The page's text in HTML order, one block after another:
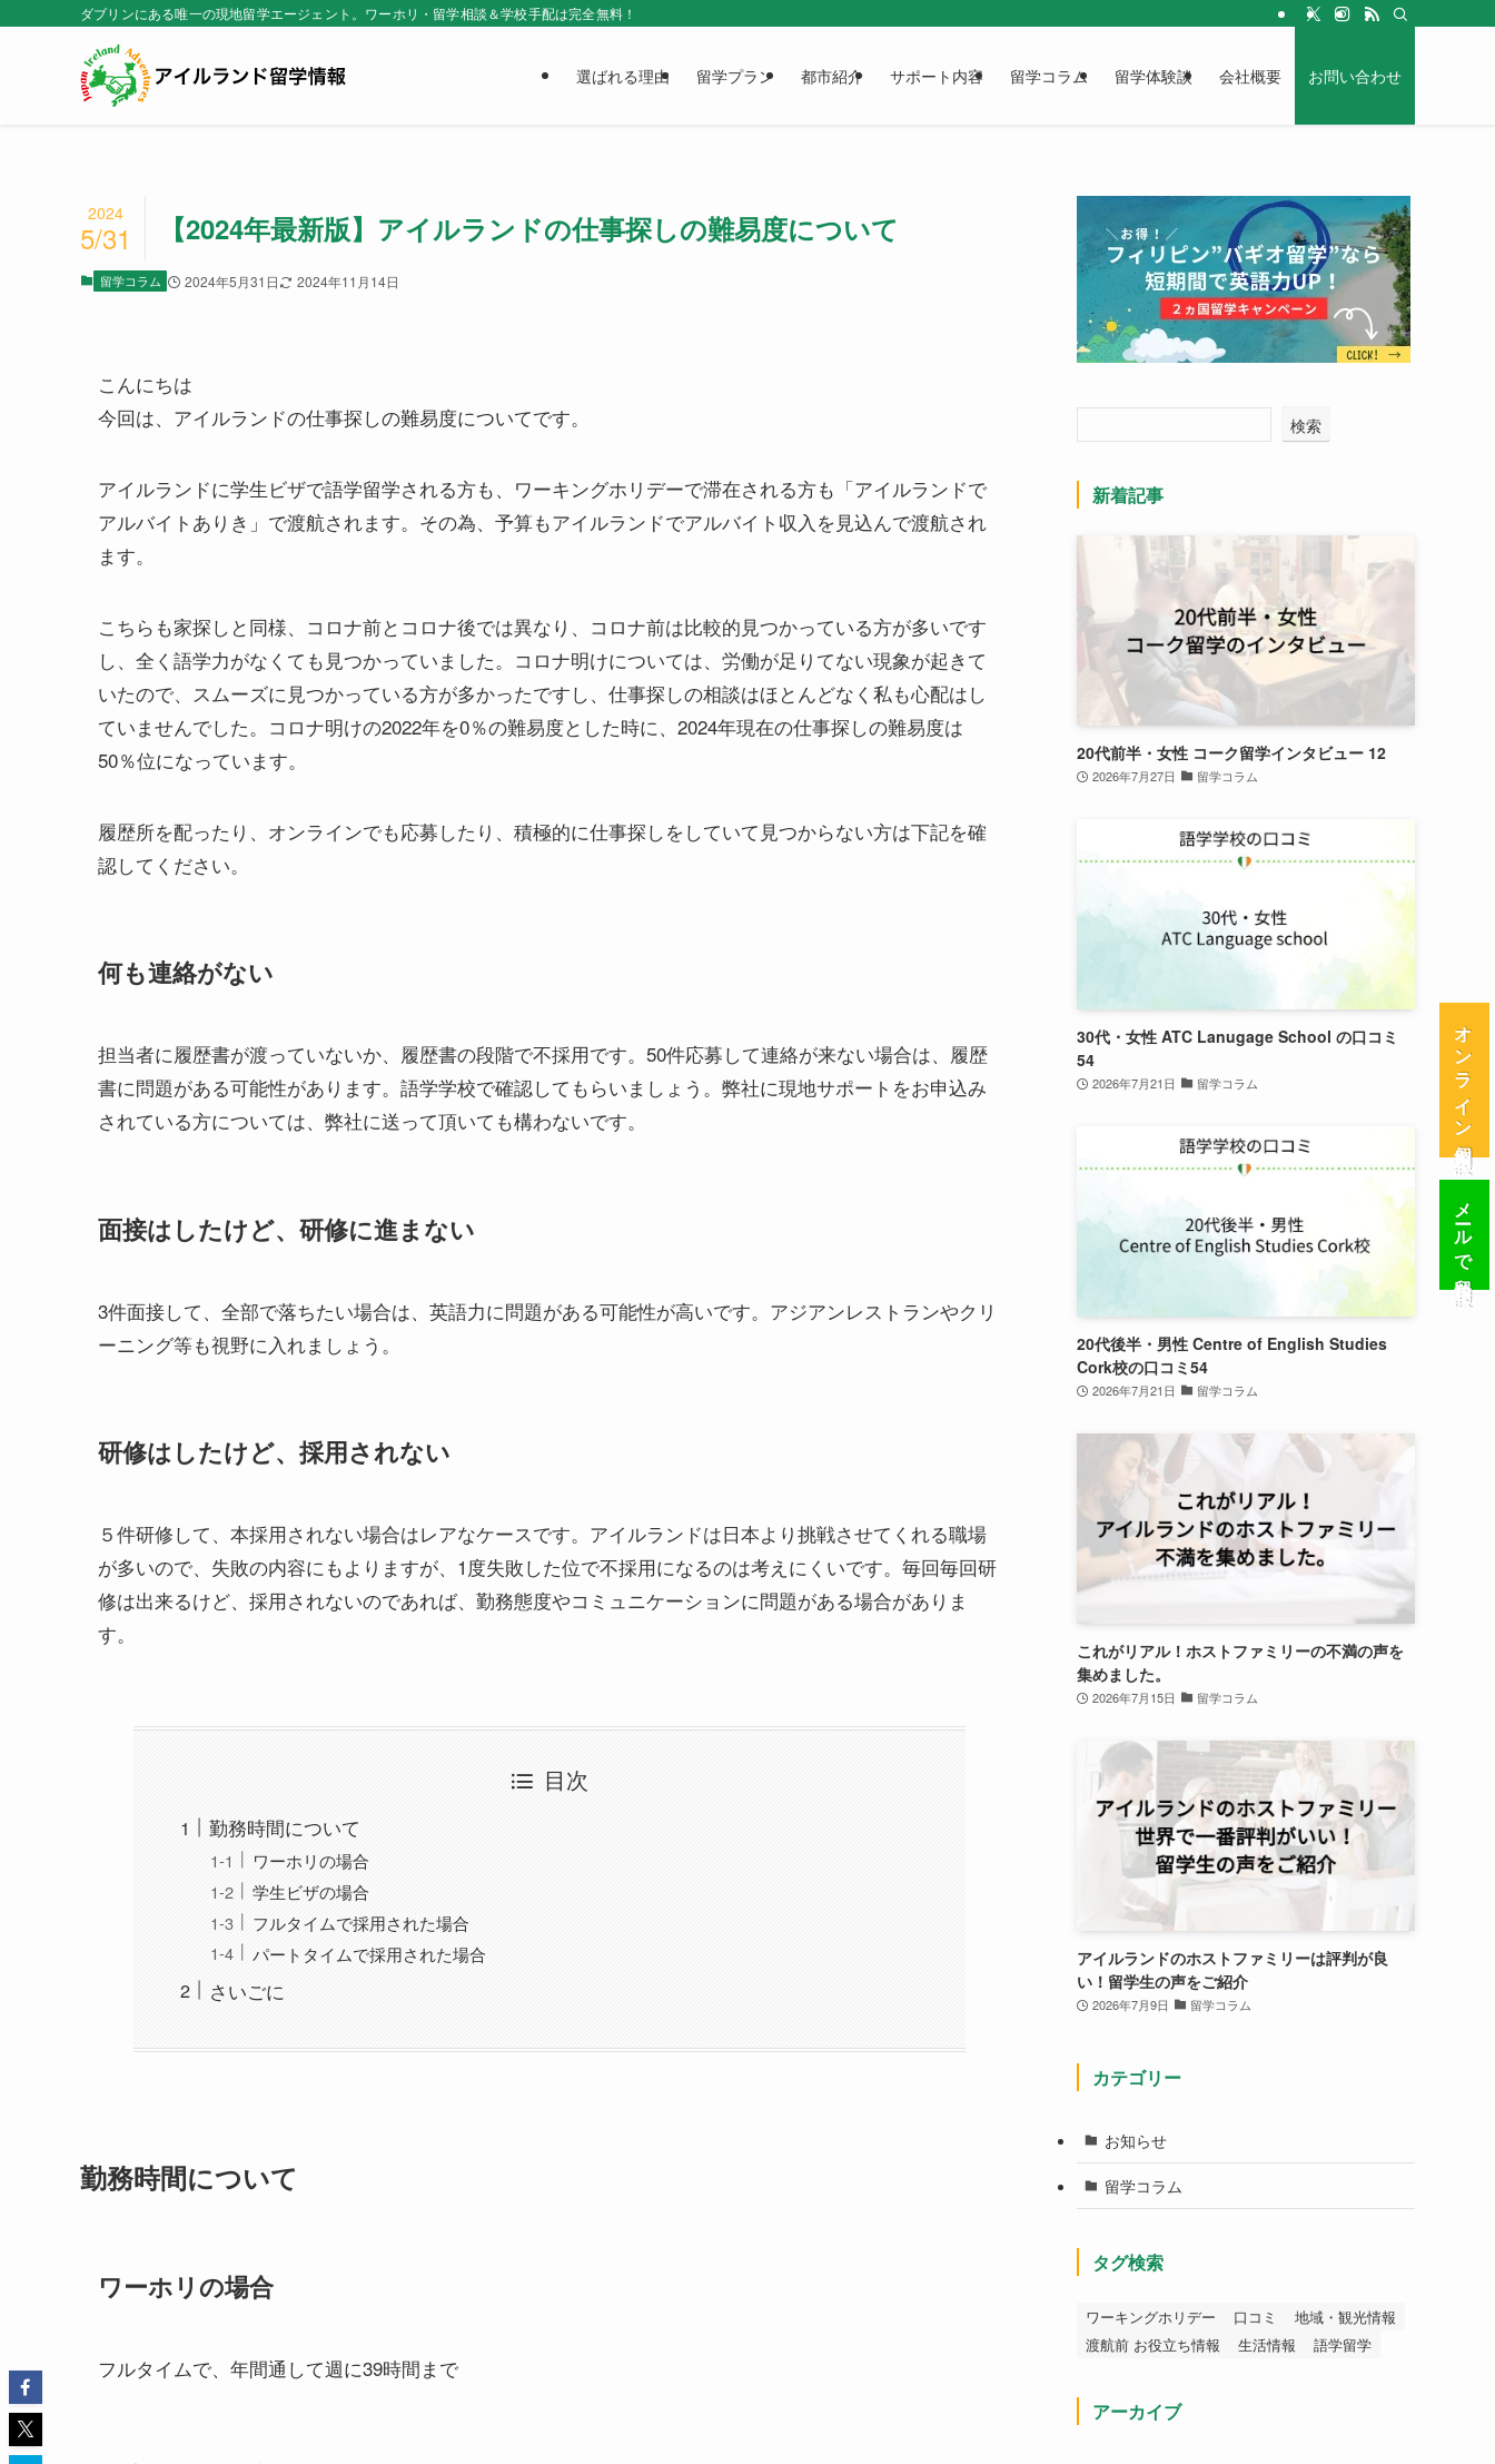
ダブリンにある唯一の現地留学エージェント。ワーホリ・留学相談＆学校手配は完全無料！
選ばれる理由 留学プラン 都市紹介 サポート内容 留学コラム 留学体験談 会社概要 お問い合わせ
【2024年最新版】アイルランドの仕事探しの難易度について
2024
5/31
留学コラム 2024年5月31日 2024年11月14日
こんにちは
今回は、アイルランドの仕事探しの難易度についてです。
アイルランドに学生ビザで語学留学される方も、ワーキングホリデーで滞在される方も「アイルランドで
アルバイトありき」で渡航されます。その為、予算もアイルランドでアルバイト収入を見込んで渡航され
ます。
こちらも家探しと同様、コロナ前とコロナ後では異なり、コロナ前は比較的見つかっている方が多いです
し、全く語学力がなくても見つかっていました。コロナ明けについては、労働が足りてない現象が起きて
いたので、スムーズに見つかっている方が多かったですし、仕事探しの相談はほとんどなく私も心配はし
ていませんでした。コロナ明けの2022年を0％の難易度とした時に、2024年現在の仕事探しの難易度は
50％位になっています。
履歴所を配ったり、オンラインでも応募したり、積極的に仕事探しをしていて見つからない方は下記を確
認してください。
何も連絡がない
担当者に履歴書が渡っていないか、履歴書の段階で不採用です。50件応募して連絡が来ない場合は、履歴
書に問題がある可能性があります。語学学校で確認してもらいましょう。弊社に現地サポートをお申込み
されている方については、弊社に送って頂いても構わないです。
面接はしたけど、研修に進まない
3件面接して、全部で落ちたい場合は、英語力に問題がある可能性が高いです。アジアンレストランやクリ
ーニング等も視野に入れましょう。
研修はしたけど、採用されない
５件研修して、本採用されない場合はレアなケースです。アイルランドは日本より挑戦させてくれる職場
が多いので、失敗の内容にもよりますが、1度失敗した位で不採用になるのは考えにくいです。毎回毎回研
修は出来るけど、採用されないのであれば、勤務態度やコミュニケーションに問題がある場合がありま
す。
目次
勤務時間について
ワーホリの場合
学生ビザの場合
フルタイムで採用された場合
パートタイムで採用された場合
さいごに
勤務時間について
ワーホリの場合
フルタイムで、年間通して週に39時間まで
検索
新着記事
20代前半・女性 コーク留学インタビュー 12
2026年7月27日 留学コラム
30代・女性 ATC Lanugage School の口コミ
54
2026年7月21日 留学コラム
20代後半・男性 Centre of English Studies
Cork校の口コミ54
2026年7月21日 留学コラム
これがリアル！ホストファミリーの不満の声を
集めました。
2026年7月15日 留学コラム
アイルランドのホストファミリーは評判が良
い！留学生の声をご紹介
2026年7月9日 留学コラム
カテゴリー
お知らせ
留学コラム
タグ検索
ワーキングホリデー 口コミ
地域・観光情報
渡航前 お役立ち情報
生活情報 語学留学
アーカイブ
オンライン個別相談
メールで留学相談